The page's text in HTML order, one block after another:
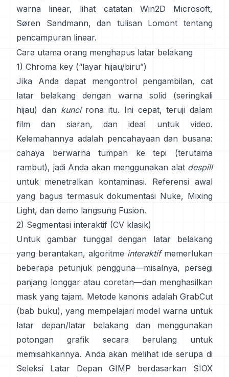
warna linear, lihat
catatan Win2D Microsoft,
Søren Sandmann, dan
tulisan Lomont tentang
pencampuran linear.
Cara utama orang menghapus latar belakang
1) Chroma key (“layar hijau/biru”)
Jika Anda dapat mengontrol pengambilan, cat
latar belakang dengan warna solid (seringkali
hijau) dan kuncirona itu. Ini cepat, teruji dalam
film dan siaran, dan ideal untuk video.
Kelemahannya adalah pencahayaan dan busana:
cahaya berwarna tumpah ke tepi (terutama
rambut), jadi Anda akan menggunakan alat despill
untuk menetralkan kontaminasi. Referensi awal
yang bagus termasukdokumentasi Nuke, Mixing
Light, dan demo langsung Fusion.
2) Segmentasi interaktif (CV klasik)
Untuk gambar tunggal dengan latar belakang
yang berantakan, algoritme interaktifmemerlukan
beberapa petunjuk pengguna—misalnya, persegi
panjang longgar atau coretan—dan menghasilkan
mask yang tajam. Metode kanonis adalah GrabCut
(bab buku), yang mempelajari model warna untuk
latar depan/latar belakang dan menggunakan
potongan grafik secara berulang untuk
memisahkannya. Anda akan melihat ide serupa di
Seleksi Latar Depan GIMP berdasarkan
SIOX